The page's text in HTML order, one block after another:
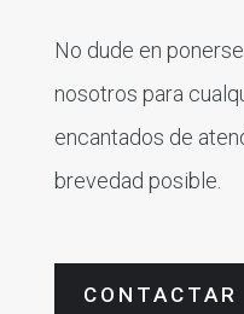
No dude en
nosotros para
encantados de
brevedad posible.
CONTACTAR